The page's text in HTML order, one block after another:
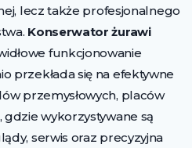
lecz także profesjonalnego
Konserwator żurawi
funkcjonowanie
przekłada się na efektywne
przemysłowych, placów
wykorzystywane są
serwis oraz precyzyjna